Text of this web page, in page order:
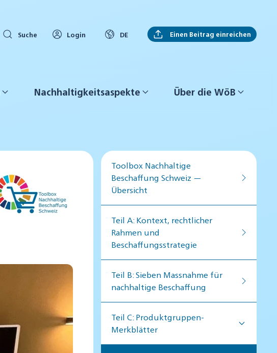
Suche Login DE Einen Beitrag einreichen
Nachhaltigkeitsaspekte Über die WöB
Toolbox Nachhaltige
Beschaffung Schweiz —
Übersicht
Teil A: Kontext, rechtlicher
Rahmen und
Beschaffungsstrategie
Teil B: Sieben Massnahme für
nachhaltige Beschaffung
Teil C: Produktgruppen-
Merkblätter